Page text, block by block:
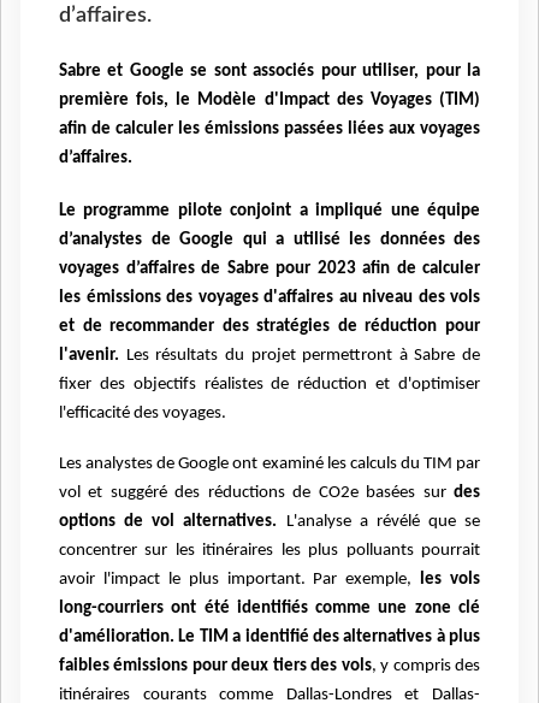
d’affaires.
Sabreet Google se sont associés pour utiliser, pour la
première fois, le Modèle d'Impact des Voyages (TIM)
afin de calculer les émissions passées liées aux voyages
d’affaires.
Le programme pilote conjoint a impliqué une équipe
d’analystes de Google qui a utilisé les données des
voyages d’affaires de Sabre pour 2023 afin de calculer
les émissions des voyages d'affaires au niveau des vols
et de recommander des stratégies de réduction pour
l'avenir. Les résultats du projet permettront à Sabre de
fixer des objectifs réalistes de réduction et d'optimiser
l'efficacité des voyages.
Les analystes de Google ont examiné les calculs du TIM par
vol et suggéré des réductions de CO2e basées surdes
options de vol alternatives. L'analyse a révélé que se
concentrer sur les itinéraires les plus polluants pourrait
avoir l'impact le plus important. Par exemple, les vols
long-courriers ont été identifiés comme une zone clé
d'amélioration. Le TIM a identifié des alternatives à plus
faiblesémissions pour deux tiers des vols, y compris des
itinéraires courants comme Dallas-Londres et Dallas-